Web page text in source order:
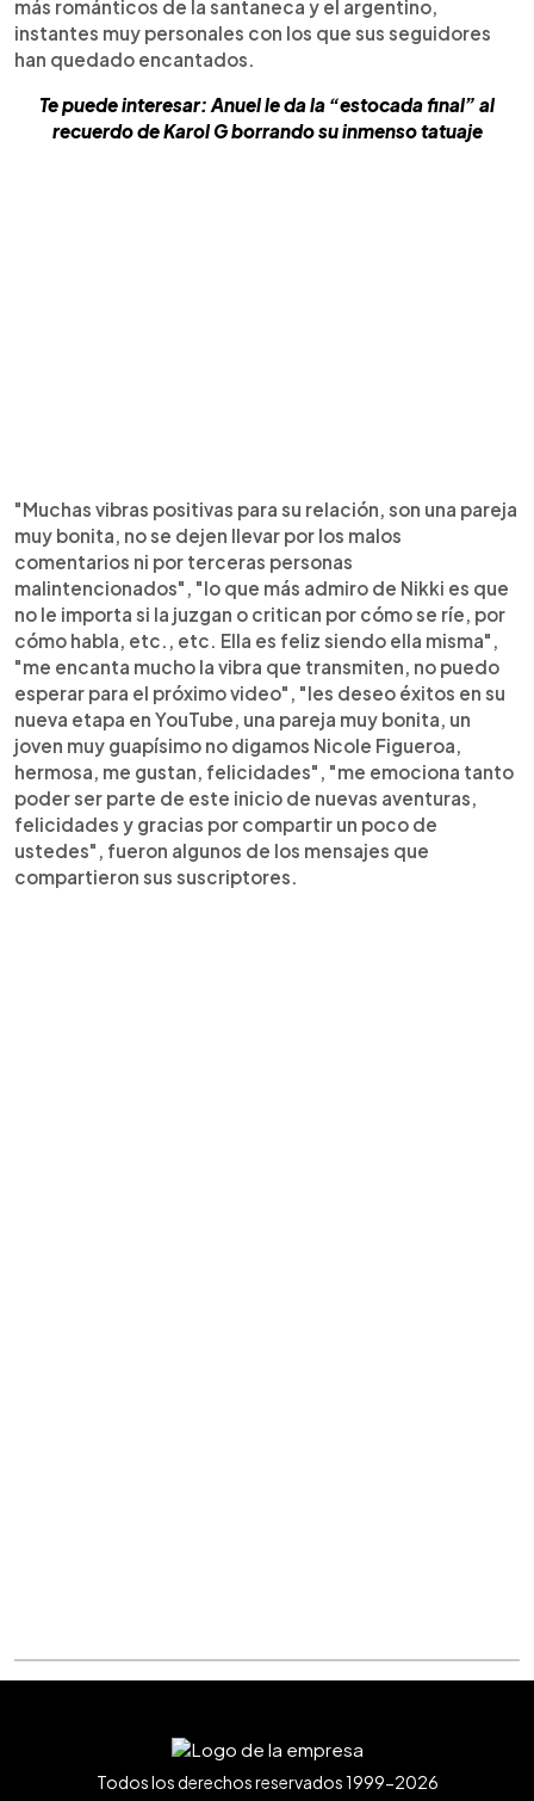
más románticos de la santaneca y el argentino,
instantes muy personales con los que sus seguidores
han quedado encantados.
Te puede interesar: Anuel le da la “estocada final” al
recuerdo de Karol G borrando su inmenso tatuaje
"Muchas vibras positivas para su relación, son una pareja
muy bonita, no se dejen llevar por los malos
comentarios ni por terceras personas
malintencionados", "lo que más admiro de Nikki es que
no le importa si la juzgan o critican por cómo se ríe, por
cómo habla, etc., etc. Ella es feliz siendo ella misma",
"me encanta mucho la vibra que transmiten, no puedo
esperar para el próximo video", "les deseo éxitos en su
nueva etapa en YouTube, una pareja muy bonita, un
joven muy guapísimo no digamos Nicole Figueroa,
hermosa, me gustan, felicidades", "me emociona tanto
poder ser parte de este inicio de nuevas aventuras,
felicidades y gracias por compartir un poco de
ustedes", fueron algunos de los mensajes que
compartieron sus suscriptores.
Todos los derechos reservados 1999-2026